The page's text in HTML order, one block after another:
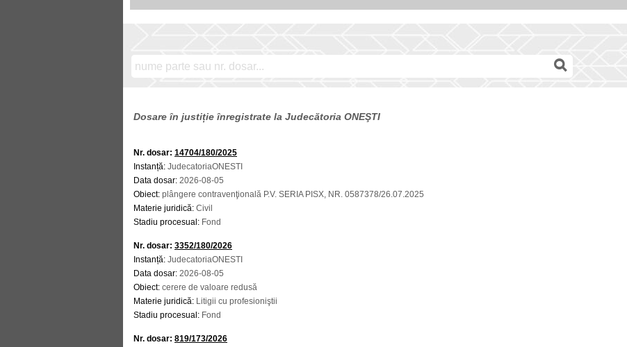
Dosare în justiție înregistrate la Judecătoria ONEŞTI
Nr. dosar: 14704/180/2025
Instanță: JudecatoriaONESTI
Data dosar: 2026-08-05
Obiect: plângere contravenţională P.V. SERIA PISX, NR. 0587378/26.07.2025
Materie juridică: Civil
Stadiu procesual: Fond
Nr. dosar: 3352/180/2026
Instanță: JudecatoriaONESTI
Data dosar: 2026-08-05
Obiect: cerere de valoare redusă
Materie juridică: Litigii cu profesioniştii
Stadiu procesual: Fond
Nr. dosar: 819/173/2026